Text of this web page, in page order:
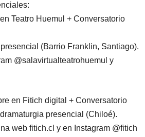
Teatro Huemul + Conversatorio
(Barrio Franklin, Santiago).
@salavirtualteatrohuemul y
en Fitich digital + Conversatorio
presencial (Chiloé).
web fitich.cl y en Instagram @fitich